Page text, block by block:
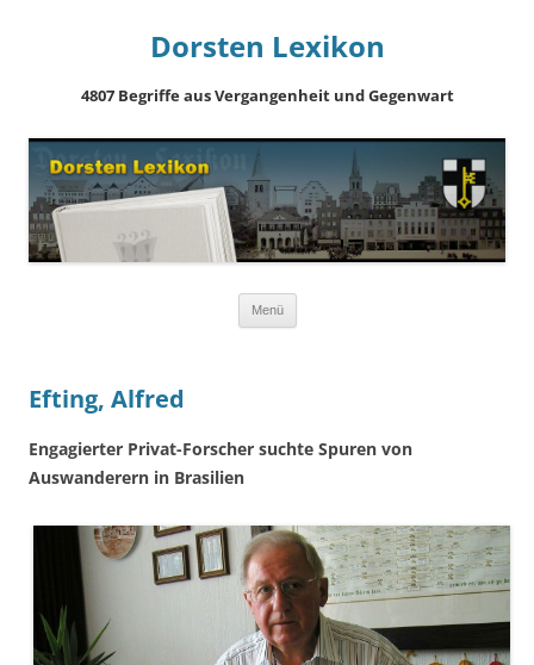
Dorsten Lexikon
4807 Begriffe aus Vergangenheit und Gegenwart
Menü
Efting, Alfred
Engagierter Privat-Forscher suchte Spuren von
Auswanderern in Brasilien